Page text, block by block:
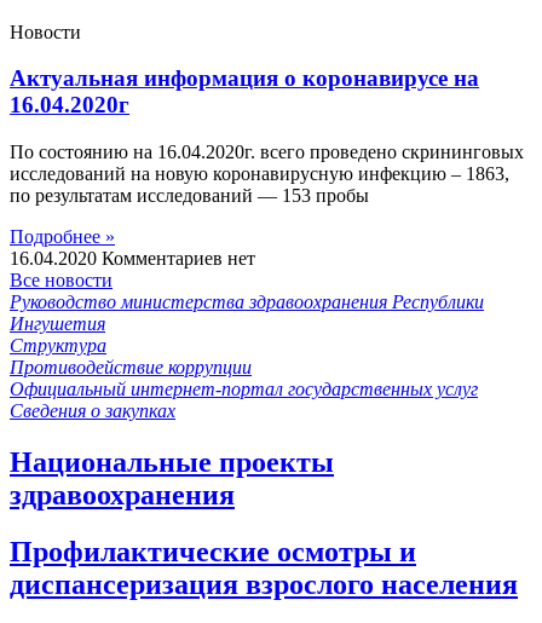
Новости
Актуальная информация о коронавирусе на
16.04.2020г
По состоянию на 16.04.2020г. всего проведено скрининговых
исследований на новую коронавирусную инфекцию – 1863,
по результатам исследований — 153 пробы
Подробнее »
16.04.2020 Комментариев нет
Все новости
Руководство министерства здравоохранения Республики
Ингушетия
Структура
Противодействие коррупции
Официальный интернет-портал государственных услуг
Сведения о закупках
Национальные проекты
здравоохранения
Профилактические осмотры и
диспансеризация взрослого населения